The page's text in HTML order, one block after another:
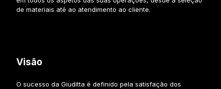
de materiais até ao atendimento ao cliente.
Visão
O sucesso da Giuditta é definido pela satisfação dos